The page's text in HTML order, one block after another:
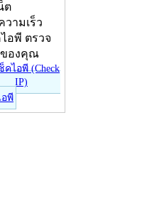
ต
วามเร็ว
อพี ตรวจ
ของคุณ
อพี